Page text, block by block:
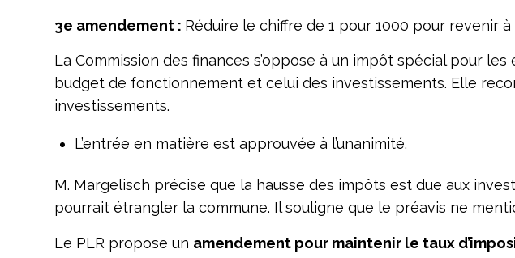
3e amendement : Réduire le chiffre de 1 pour 1000 pour revenir à
La Commission des finances s’oppose à un impôt spécial pour
budget de fonctionnement et celui des investissements. Elle
investissements.
L’entrée en matière est approuvée à l’unanimité.
M. Margelisch précise que la hausse des impôts est due aux
pourrait étrangler la commune. Il souligne que le préavis ne
Le PLR propose un amendement pour maintenir le taux